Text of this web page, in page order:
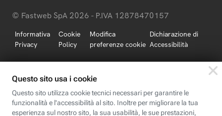
© Fastweb SpA 2026 - P.IVA 12878470157
Informativa
Privacy
Cookie
Policy
Modifica
preferenze cookie
Dichiarazione di
Accessibilità